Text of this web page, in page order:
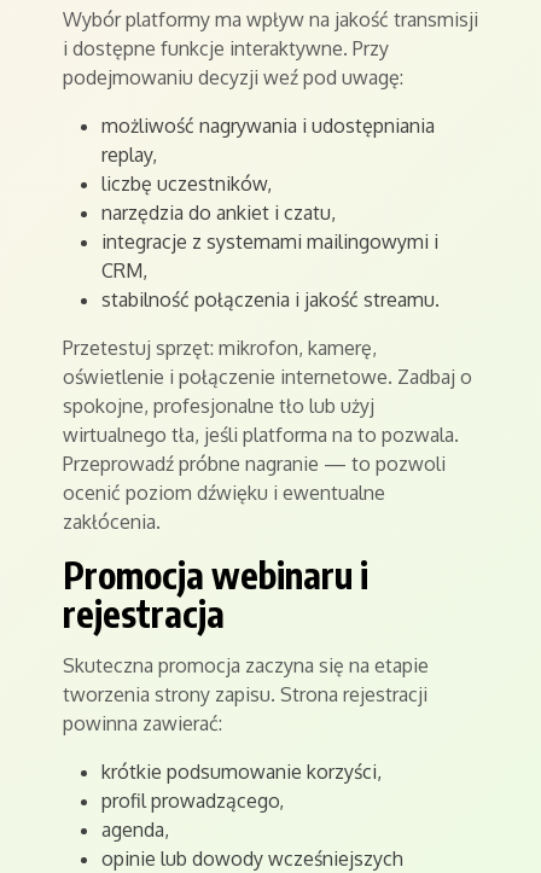
Wybór platformy ma wpływ na jakość transmisji
i dostępne funkcje interaktywne. Przy
podejmowaniu decyzji weź pod uwagę:
możliwość nagrywania i udostępniania
replay,
liczbę uczestników,
narzędzia do ankiet i czatu,
integracje z systemami mailingowymi i
CRM,
stabilność połączenia i jakość streamu.
Przetestuj sprzęt: mikrofon, kamerę,
oświetlenie i połączenie internetowe. Zadbaj o
spokojne, profesjonalne tło lub użyj
wirtualnego tła, jeśli platforma na to pozwala.
Przeprowadź próbne nagranie — to pozwoli
ocenić poziom dźwięku i ewentualne
zakłócenia.
Promocja webinaru i
rejestracja
Skuteczna promocja zaczyna się na etapie
tworzenia strony zapisu. Strona rejestracji
powinna zawierać:
krótkie podsumowanie korzyści,
profil prowadzącego,
agenda,
opinie lub dowody wcześniejszych